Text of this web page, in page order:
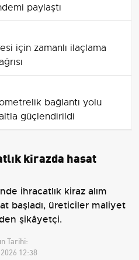
paylaştı
için zamanlı ilaçlama
bağlantı yolu
güçlendirildi
kirazda hasat
ihracatlık kiraz alım
başladı, üreticiler maliyet
şikâyetçi.
Tarihi:
12:38